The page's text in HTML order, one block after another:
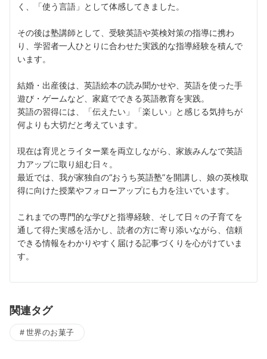
く、「使う言語」として体感してきました。
その後は塾講師として、受験英語や英検対策の指導に携わ
り、学習者一人ひとりに合わせた実践的な指導経験を積んで
います。
結婚・出産後は、英語絵本の読み聞かせや、英語を使った手
遊び・ゲームなど、家庭でできる英語教育を実践。
英語の習得には、「伝えたい」「楽しい」と感じる気持ちが
何よりも大切だと考えています。
現在は育児とライター業を両立しながら、家族みんなで英語
力アップに取り組む日々。
最近では、我が家独自の“おうち英語塾”を開講し、娘の英検取
得に向けた授業やフォローアップにも力を注いでいます。
これまでの専門的な学びと指導経験、そして日々の子育てを
通して得た実感を活かし、読者の方に寄り添いながら、信頼
できる情報をわかりやすく届ける記事づくりを心がけていま
す。
関連タグ
世界のお菓子